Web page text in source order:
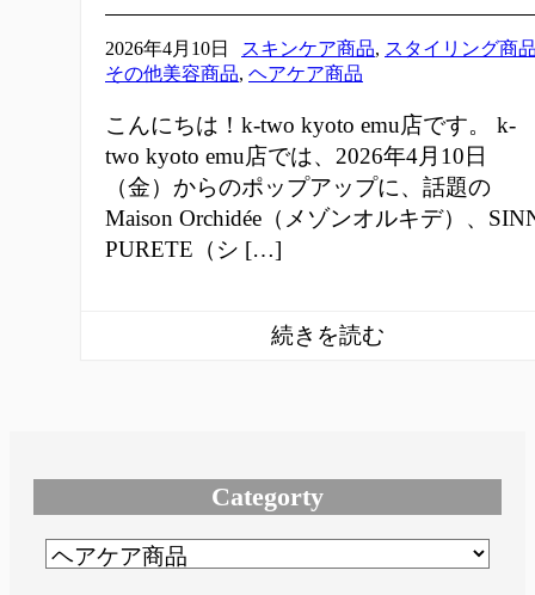
2026年4月10日 スキンケア商品, スタイリング商
その他美容商品, ヘアケア商品
こんにちは！k-two kyoto emu店です。 k-
two kyoto emu店では、2026年4月10日
（金）からのポップアップに、話題の
Maison Orchidée（メゾンオルキデ）、
PURETE（シ […]
Categorty